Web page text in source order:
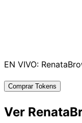
EN VIVO:
Comprar Tokens
Ver